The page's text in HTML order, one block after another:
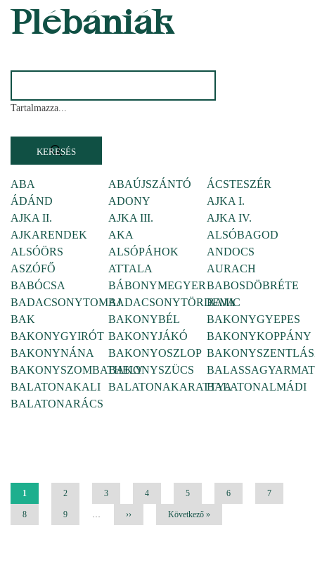
Plébániák
Tartalmazza...
ABA ABAÚJSZÁNTÓ
ÁCSTESZÉR
ÁDÁND
ADONY
AJKA I.
AJKA II.
AJKA III.
AJKA IV.
AJKARENDEK
AKA
ALSÓBAGOD
ALSÓÖRS
ALSÓPÁHOK
ANDOCS
ASZÓFŐ
ATTALA
AURACH
BABÓCSA
BÁBONYMEGYERBABOSDÖBRÉTE
BADACSONYTOMAJBADACSONYTÖRDEMIC
BAJA
BAK
BAKONYBÉL
BAKONYGYEPES
BAKONYGYIRÓT BAKONYJÁKÓ
BAKONYKOPPÁNY
BAKONYNÁNA
BAKONYOSZLOP
BAKONYSZOMBATHELYBAKONYSZÜCS
BALASSAGYARMAT
BALATONAKALI
BALATONAKARATTYABALATONALMÁDI
BALATONARÁCS
Jelenlegi
1 Oldal
2 Oldal
3 Oldal
4 Oldal
5 Oldal
6 Oldal
7
Oldal
8 Oldal
9
Következő
››
Utolsó
Következő »